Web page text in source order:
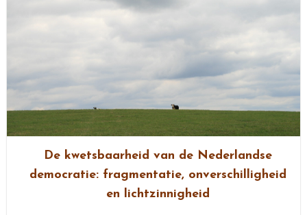
De kwetsbaarheid van de Nederlandse
democratie: fragmentatie, onverschilligheid
en lichtzinnigheid